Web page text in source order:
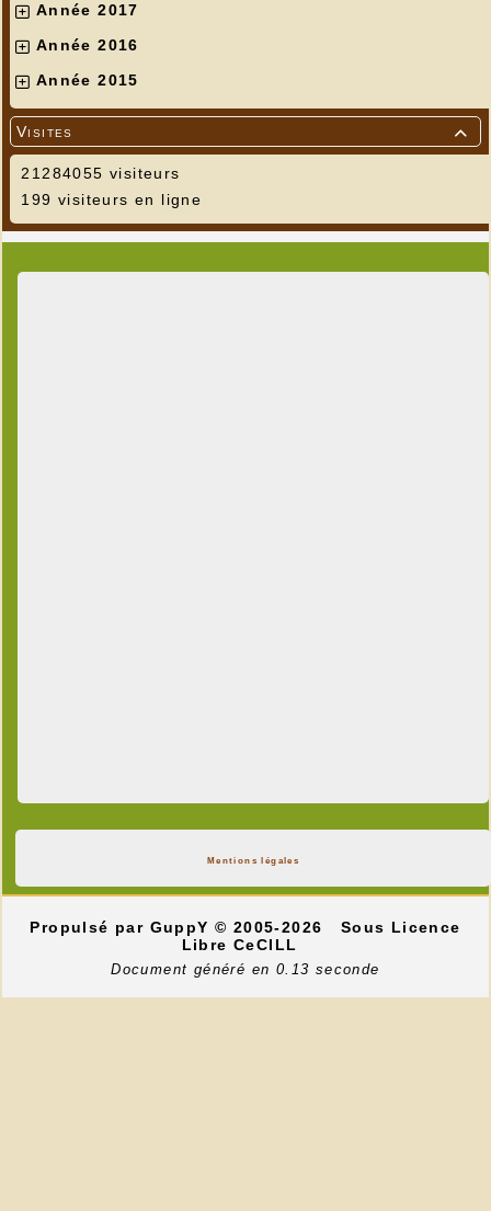
Année 2017
Année 2016
Année 2015

Visites
21284055 visiteurs
199 visiteurs en ligne
Mentions légales
Propulsé par GuppY© 2005-2026
Sous Licence
Libre CeCILL
Document généré en 0.13 seconde